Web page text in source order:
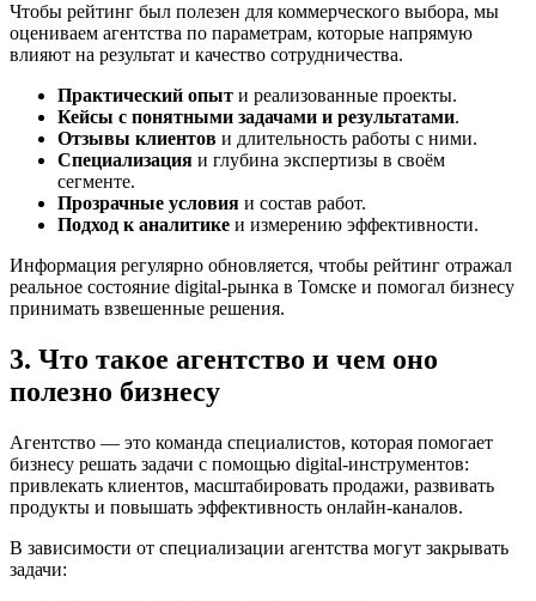
Чтобы рейтинг был полезен для коммерческого выбора, мы
оцениваем агентства по параметрам, которые напрямую
влияют на результат и качество сотрудничества.
Практический опыт и реализованные проекты.
Кейсы с понятными задачами и результатами.
Отзывы клиентов и длительность работы с ними.
Специализация и глубина экспертизы в своём
сегменте.
Прозрачные условия и состав работ.
Подход к аналитике и измерению эффективности.
Информация регулярно обновляется, чтобы рейтинг отражал
реальное состояние digital-рынка в Томске и помогал бизнесу
принимать взвешенные решения.
3. Что такое агентство и чем оно
полезно бизнесу
Агентство — это команда специалистов, которая помогает
бизнесу решать задачи с помощью digital-инструментов:
привлекать клиентов, масштабировать продажи, развивать
продукты и повышать эффективность онлайн-каналов.
В зависимости от специализации агентства могут закрывать
задачи: